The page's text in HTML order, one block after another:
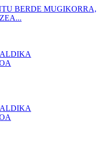
BERDE MUGIKORRA,